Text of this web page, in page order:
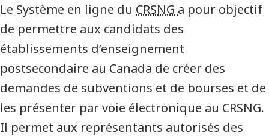
Le Système en ligne du CRSNG a pour objectif
de permettre aux candidats des
établissements d’enseignement
postsecondaire au Canada de créer des
demandes de subventions et de bourses et de
les présenter par voie électronique au CRSNG.
Il permet aux représentants autorisés des